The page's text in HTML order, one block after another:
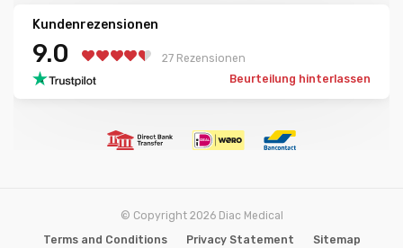
Kundenrezensionen
9.0
27 Rezensionen
Beurteilung hinterlassen
© Copyright 2026 Diac Medical
Terms and Conditions
Privacy Statement Sitemap